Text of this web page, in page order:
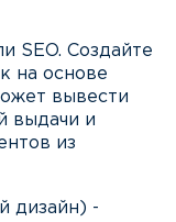
SEO. Создайте
на основе
вывести
выдачи и
из
дизайн) -